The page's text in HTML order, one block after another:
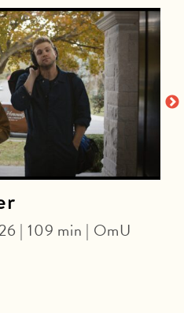
| 109 min | OmU